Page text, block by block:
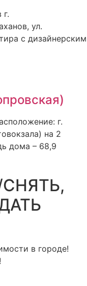
ул.
с дизайнерским
г.
на 2
дома – 68,9
в городе!